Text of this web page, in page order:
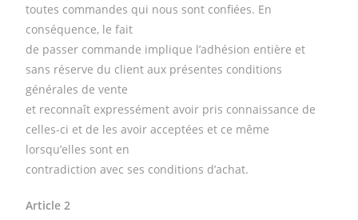
toutes commandes qui nous sont confiées. En
conséquence, le fait
de passer commande implique l’adhésion entière et
sans réserve du client aux présentes conditions
générales de vente
et reconnaît expressément avoir pris connaissance de
celles-ci et de les avoir acceptées et ce même
lorsqu’elles sont en
contradiction avec ses conditions d’achat.
Article 2